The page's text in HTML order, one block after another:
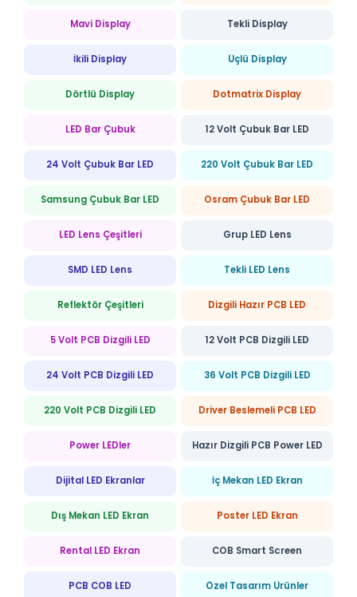
Mavi Display Tekli Display
İkili Display Üçlü Display
Dörtlü Display Dotmatrix Display
LED Bar Çubuk 12 Volt Çubuk Bar LED
24 Volt Çubuk Bar LED 220 Volt Çubuk Bar LED
Samsung Çubuk Bar LED Osram Çubuk Bar LED
LED Lens Çeşitleri Grup LED Lens
SMD LED Lens Tekli LED Lens
Reflektör Çeşitleri Dizgili Hazır PCB LED
5 Volt PCB Dizgili LED 12 Volt PCB Dizgili LED
24 Volt PCB Dizgili LED 36 Volt PCB Dizgili LED
220 Volt PCB Dizgili LED Driver Beslemeli PCB LED
Power LEDler Hazır Dizgili PCB Power LED
Dijital LED Ekranlar İç Mekan LED Ekran
Dış Mekan LED Ekran Poster LED Ekran
Rental LED Ekran COB Smart Screen
PCB COB LED Özel Tasarım Ürünler